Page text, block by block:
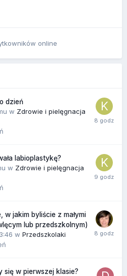
online
dzień
w Zdrowie i pielęgnacja
labioplastykę?
w Zdrowie i pielęgnacja
w jakim byliście z małymi
lub przedszkolnym)
w Przedszkolaki
się w pierwszej klasie?